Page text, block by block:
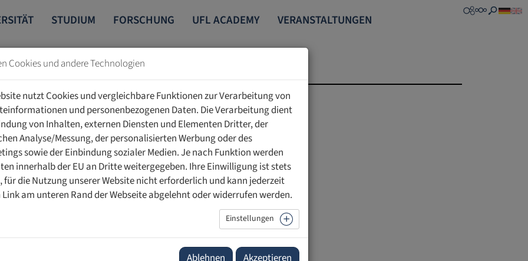
STUDIUM FORSCHUNG UFL ACADEMY VERANSTALTUNGEN
Seitz beim AI for Good Summit 2025 der
sprach auf Einladung der WHO beim AI for Good Summit der
Genf über verantwortungsvolle Nutzung der KI in der Medizin.
Cookies und andere Technologien
nutzt Cookies und vergleichbare Funktionen zur Verarbeitung von
und personenbezogenen Daten. Die Verarbeitung dient
von Inhalten, externen Diensten und Elementen Dritter, der
Analyse/Messung, der personalisierten Werbung oder des
sowie der Einbindung sozialer Medien. Je nach Funktion werden
innerhalb der EU an Dritte weitergegeben. Ihre Einwilligung ist stets
die Nutzung unserer Website nicht erforderlich und kann jederzeit
Link am unteren Rand der Webseite abgelehnt oder widerrufen werden.
Einstellungen
Ablehnen Akzeptieren